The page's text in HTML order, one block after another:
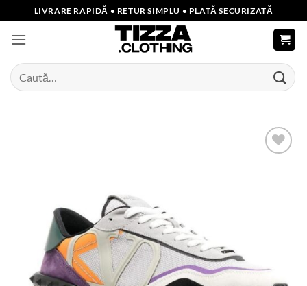
to
content
LIVRARE RAPIDĂ • RETUR SIMPLU • PLATĂ SECURIZATĂ
Caută
după: